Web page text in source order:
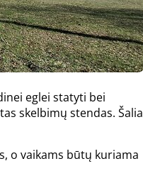
eglei statyti bei
skelbimų stendas. Šalia
o vaikams būtų kuriama